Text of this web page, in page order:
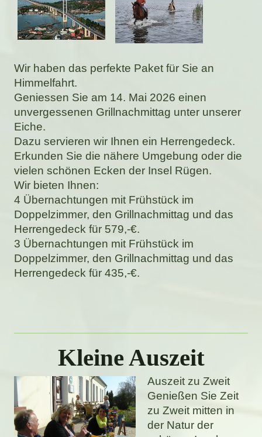
Wir haben das perfekte Paket für Sie an
Himmelfahrt.
Geniessen Sie am 14. Mai 2026 einen
unvergessenen Grillnachmittag unter unserer
Eiche.
Dazu servieren wir Ihnen ein Herrengedeck.
Erkunden Sie die nähere Umgebung oder die
vielen schönen Ecken der Insel Rügen.
Wir bieten Ihnen:
4 Übernachtungen mit Frühstück im
Doppelzimmer, den Grillnachmittag und das
Herrengedeck für 579,-€.
3 Übernachtungen mit Frühstück im
Doppelzimmer, den Grillnachmittag und das
Herrengedeck für 435,-€.
Kleine Auszeit
Auszeit zu Zweit
Genießen Sie Zeit
zu Zweit mitten in
der Natur der